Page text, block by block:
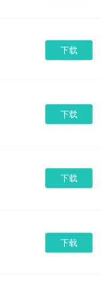
下载
下载
下载
下载